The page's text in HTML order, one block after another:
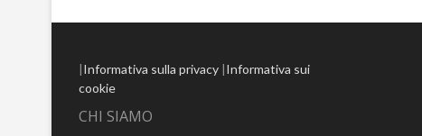
|Informativa sulla privacy |Informativa sui
cookie
CHI SIAMO